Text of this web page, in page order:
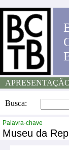
Busca:
Palavra-chave
Museu da